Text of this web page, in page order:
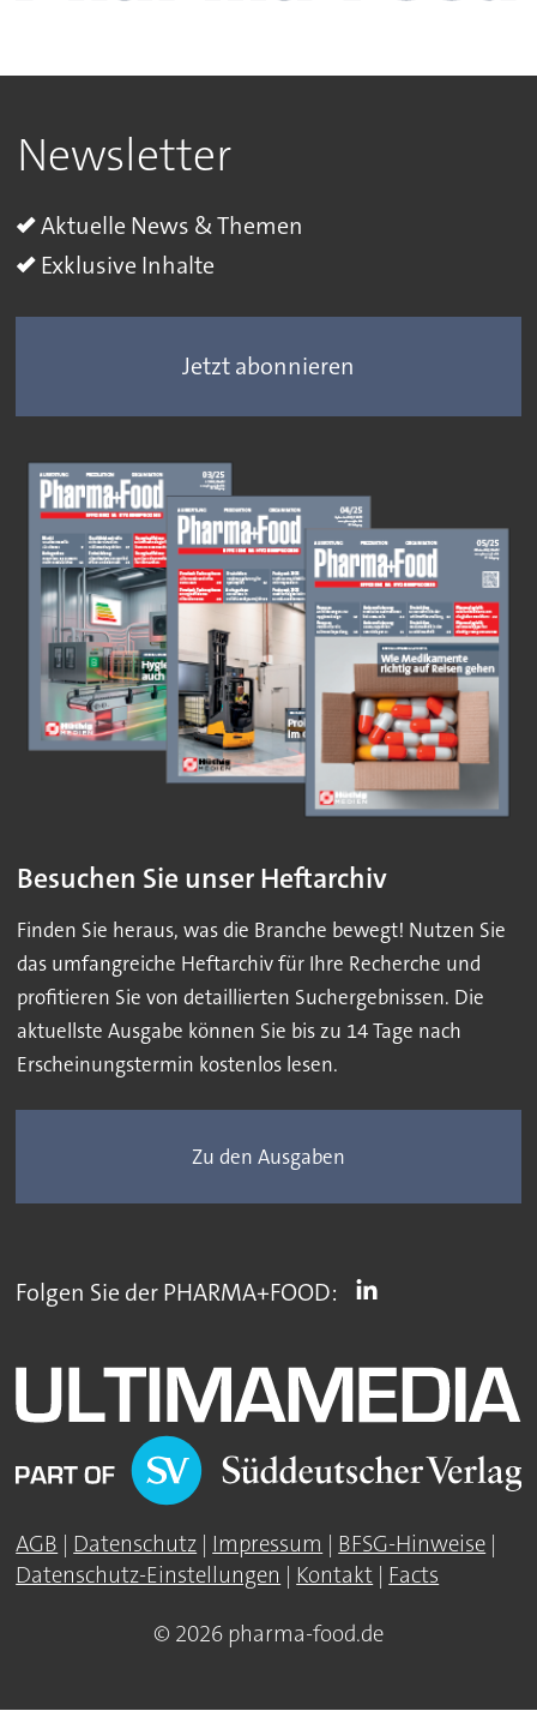
Newsletter
Aktuelle News & Themen
Exklusive Inhalte
Jetzt abonnieren
Besuchen Sie unser Heftarchiv
Finden Sie heraus, was die Branche bewegt! Nutzen Sie
das umfangreiche Heftarchiv für Ihre Recherche und
profitieren Sie von detaillierten Suchergebnissen. Die
aktuellste Ausgabe können Sie bis zu 14 Tage nach
Erscheinungstermin kostenlos lesen.
Zu den Ausgaben
Folgen Sie der PHARMA+FOOD:
AGB | Datenschutz | Impressum | BFSG-Hinweise |
Datenschutz-Einstellungen | Kontakt | Facts
© 2026 pharma-food.de